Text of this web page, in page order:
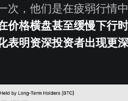
次，他们是在疲弱行情中
价格横盘甚至缓慢下行
表明资深投资者出现更